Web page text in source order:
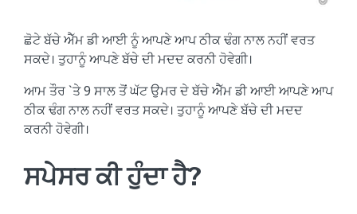
ਛੋਟੇ ਬੱਚੇ ਐੱਮ ਡੀ ਆਈ ਨੂੰ ਆਪਣੇ ਆਪ ਠੀਕ ਢੰਗ ਨਾਲ ਨਹੀਂ ਵਰਤ
ਸਕਦੇ। ਤੁਹਾਨੂੰ ਆਪਣੇ ਬੱਚੇ ਦੀ ਮਦਦ ਕਰਨੀ ਹੋਵੇਗੀ।
ਆਮ ਤੌਰ `ਤੇ 9 ਸਾਲ ਤੋਂ ਘੱਟ ਉਮਰ ਦੇ ਬੱਚੇ ਐੱਮ ਡੀ ਆਈ ਆਪਣੇ ਆਪ
ਠੀਕ ਢੰਗ ਨਾਲ ਨਹੀਂ ਵਰਤ ਸਕਦੇ। ਤੁਹਾਨੂੰ ਆਪਣੇ ਬੱਚੇ ਦੀ ਮਦਦ
ਕਰਨੀ ਹੋਵੇਗੀ।
ਸਪੇਸਰ ਕੀ ਹੁੰਦਾ ਹੈ?